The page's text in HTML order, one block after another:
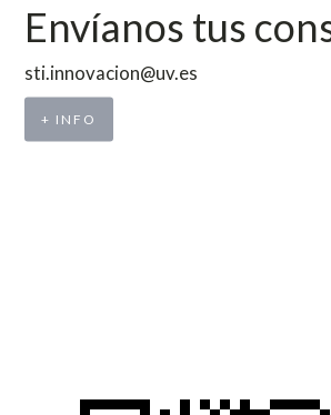
Envíanos tus
sti.innovacion@uv.es
+ INFO